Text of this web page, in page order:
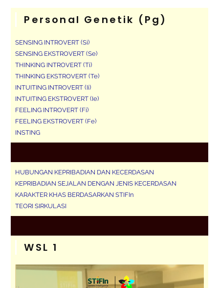
Personal Genetik (pg)
SENSING INTROVERT (Si)
SENSING EKSTROVERT (Se)
THINKING INTROVERT (Ti)
THINKING EKSTROVERT (Te)
INTUITING INTROVERT (Ii)
INTUITING EKSTROVERT (Ie)
FEELING INTROVERT (Fi)
FEELING EKSTROVERT (Fe)
INSTING
HUBUNGAN KEPRIBADIAN DAN KECERDASAN
KEPRIBADIAN SEJALAN DENGAN JENIS KECERDASAN
KARAKTER KHAS BERDASARKAN STIFIn
TEORI SIRKULASI
WSL 1